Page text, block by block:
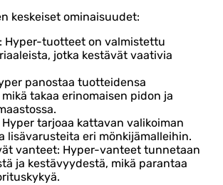
keskeiset ominaisuudet:
Hyper-tuotteet on valmistettu
jotka kestävät vaativia
panostaa tuotteidensa
takaa erinomaisen pidon ja
Hyper tarjoaa kattavan valikoiman
lisävarusteita eri mönkijämalleihin.
vanteet: Hyper-vanteet tunnetaan
ja kestävyydestä, mikä parantaa